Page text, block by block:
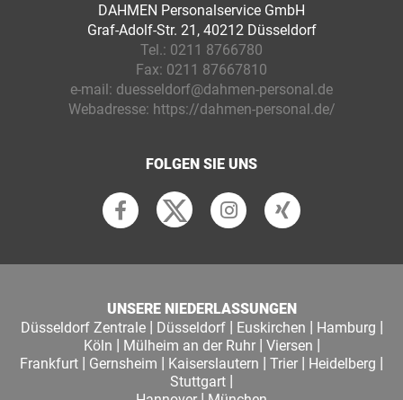
DAHMEN Personalservice GmbH
Graf-Adolf-Str. 21, 40212 Düsseldorf
Tel.: 0211 8766780
Fax: 0211 87667810
e-mail: duesseldorf@dahmen-personal.de
Webadresse: https://dahmen-personal.de/
FOLGEN SIE UNS
UNSERE NIEDERLASSUNGEN
Düsseldorf Zentrale| Düsseldorf| Euskirchen | Hamburg |
Köln | Mülheim an der Ruhr| Viersen |
Frankfurt | Gernsheim | Kaiserslautern | Trier | Heidelberg |
Stuttgart |